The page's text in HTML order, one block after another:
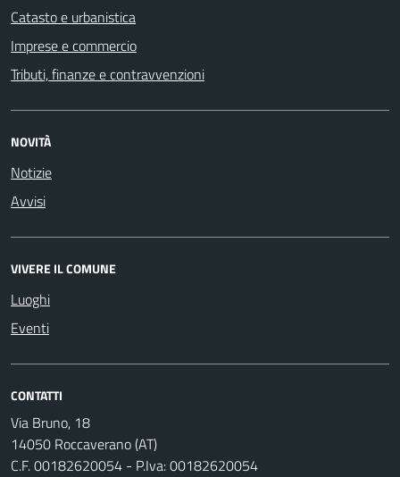
Catasto e urbanistica
Imprese e commercio
Tributi, finanze e contravvenzioni
NOVITÀ
Notizie
Avvisi
VIVERE IL COMUNE
Luoghi
Eventi
CONTATTI
Via Bruno, 18
14050 Roccaverano (AT)
C.F. 00182620054 - P.Iva: 00182620054